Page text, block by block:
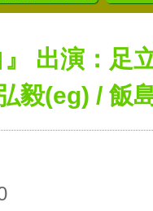
』 出演：
毅(eg) / 飯